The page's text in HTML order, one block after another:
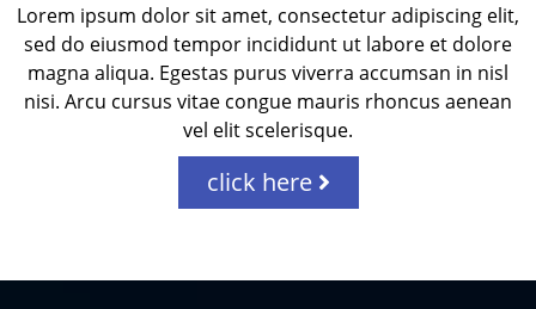
Lorem ipsum dolor sit amet, consectetur adipiscing elit,
sed do eiusmod tempor incididunt ut labore et dolore
magna aliqua. Egestas purus viverra accumsan in nisl
nisi. Arcu cursus vitae congue mauris rhoncus aenean
vel elit scelerisque.
click here